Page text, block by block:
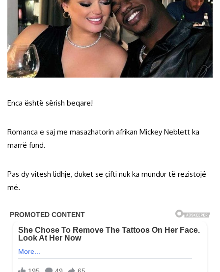
Enca është sërish beqare!
Romanca e saj me masazhatorin afrikan Mickey Neblett ka
marrë fund.
Pas dy vitesh lidhje, duket se çifti nuk ka mundur të rezistojë
më.